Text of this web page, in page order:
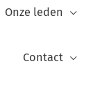
Onze leden
Contact